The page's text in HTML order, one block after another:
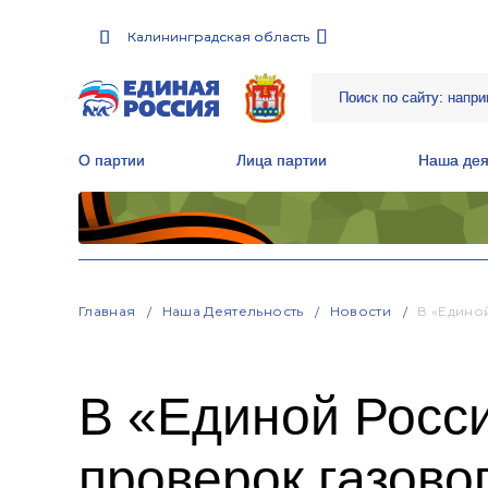
Калининградская область
О партии Лица партии Наша
Главная Наша Деятельность Новости В
В «Единой
Калининградская область
О партии Лица партии Наша